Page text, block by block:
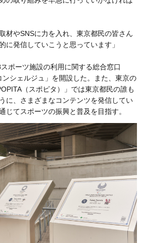
材やSNSに力を入れ、東京都民の皆さん
に発信していこうと思っています」
ポーツ施設の利用に関する総合窓口
ンシェルジュ」を開設した。また、東京の
（スポピタ）」では東京都民の誰も
に、さまざまなコンテンツを発信してい
じてスポーツの振興と普及を目指す。